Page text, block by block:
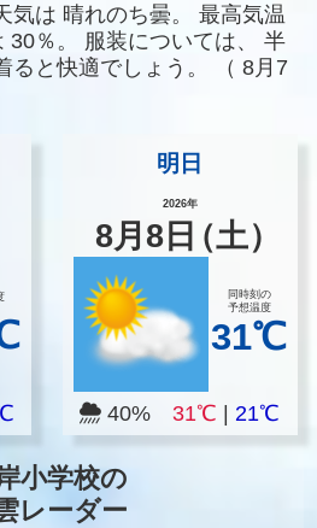
気は 晴れのち曇。
最高気温
30％。 服装については、
半
ると快適でしょう。
（ 8月7
明日
2026年
8月8 日（土）
同時刻の
予想温度
31℃
40%31℃ |21℃
小学校の
レーダー